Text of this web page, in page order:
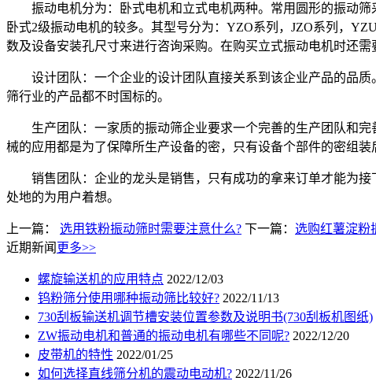
振动电机分为：卧式电机和立式电机两种。常用圆形的振动筛
卧式2级振动电机的较多。其型号分为：YZO系列，JZO系列，
数及设备安装孔尺寸来进行咨询采购。在购买立式振动电机时还
设计团队：一个企业的设计团队直接关系到该企业产品的品质
筛行业的产品都不时国标的。
生产团队：一家质的振动筛企业要求一个完善的生产团队和完
械的应用都是为了保障所生产设备的密，只有设备个部件的密组
销售团队：企业的龙头是销售，只有成功的拿来订单才能为接
处地的为用户着想。
上一篇： 选用铁粉振动筛时需要注意什么? 下一篇： 选购红薯淀粉
近期新闻 更多>>
螺旋输送机的应用特点 2022/12/03
钨粉筛分使用哪种振动筛比较好? 2022/11/13
730刮板输送机调节槽安装位置参数及说明书(730刮板机图纸)
ZW振动电机和普通的振动电机有哪些不同呢? 2022/12/20
皮带机的特性 2022/01/25
如何选择直线筛分机的震动电动机? 2022/11/26